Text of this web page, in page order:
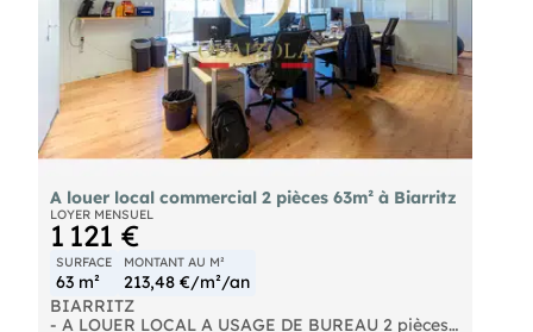
Loyer mensuel : 3.700 € HT
Taxe foncière à la charge du preneur.
FD 1015
A louer local commercial 2 pièces 63m² à Biarritz
LOYER MENSUEL
1 121 €
SURFACE
63 m²
MONTANT AU M²
213,48 €/m²/an
BIARRITZ
- A LOUER LOCAL A USAGE DE BUREAU 2 pièces